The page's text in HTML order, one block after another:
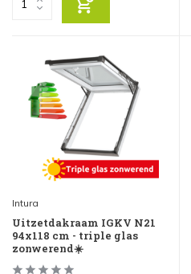
Intura
Uitzetdakraam IGKV N21
94x118 cm - triple glas
zonwerend☀️